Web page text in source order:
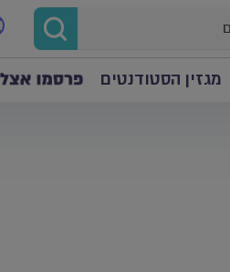
מגזין הסטודנטים